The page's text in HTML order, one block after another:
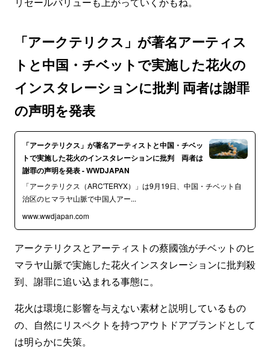
「アークテリクス」が著名アーティス
トと中国・チベットで実施した花火の
インスタレーションに批判 両者は謝罪
の声明を発表
「アークテリクス」が著名アーティストと中国・チベッ
トで実施した花火のインスタレーションに批判 両者は
謝罪の声明を発表 - WWDJAPAN
「アークテリクス（ARC'TERYX）」は9月19日、中国・チベット自
治区のヒマラヤ山脈で中国人アー...
www.wwdjapan.com
アークテリクスとアーティストの蔡國強がチベットのヒ
マラヤ山脈で実施した花火インスタレーションに批判殺
到、謝罪に追い込まれる事態に。
花火は環境に影響を与えない素材と説明しているもの
の、自然にリスペクトを持つアウトドアブランドとして
は明らかに失策。